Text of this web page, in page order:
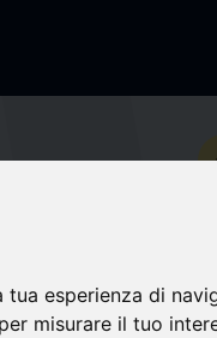
esperienza di
per misurare il tuo